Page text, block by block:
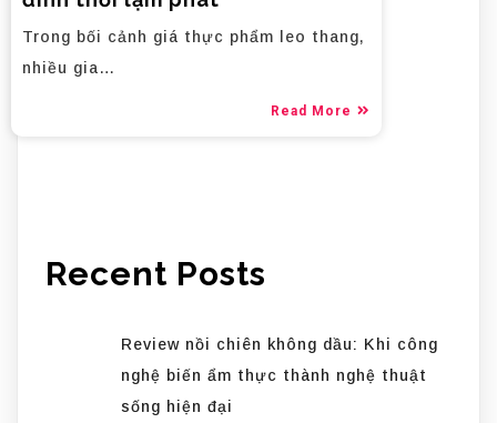
Trong bối cảnh giá thực phẩm leo thang,
nhiều gia…
Read More
Recent Posts
Review nồi chiên không dầu: Khi công
nghệ biến ẩm thực thành nghệ thuật
sống hiện đại